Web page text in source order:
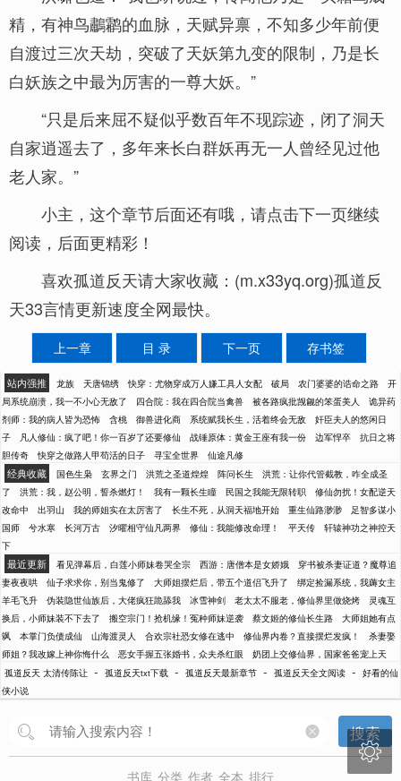
精，有神鸟鷫鹴的血脉，天赋异禀，不知多少年前便
自渡过三次天劫，突破了天妖第九变的限制，乃是长
白妖族之中最为厉害的一尊大妖。”
“只是后来屈不疑似乎数百年不现踪迹，闭了洞天
自家逍遥去了，多年来长白群妖再无一人曾经见过他
老人家。”
小主，这个章节后面还有哦，请点击下一页继续
阅读，后面更精彩！
喜欢孤道反天请大家收藏：(m.x33yq.org)孤道反
天33言情更新速度全网最快。
上一章 目 录 下一页 存书签
站内强推 龙族 天唐锦绣 快穿：尤物穿成万人嫌工具人女配 破局 农门婆婆的诰命之路
开
局系统崩溃，我一不小心无敌了
四合院：我在四合院当禽兽 被各路疯批觊觎的笨蛋美人
诡异药
剂师：我的病人皆为恐怖
含桃 御兽进化商 系统赋我长生，活着终会无敌
奸臣夫人的悠闲日
子
凡人修仙：疯了吧！你一百岁了还要修仙 战锤原体：黄金王座有我一份 边军悍卒
抗日之将
胆传奇
快穿之做路人甲苟活的日子 寻宝全世界 仙途凡修
经典收藏 国色生枭 玄界之门 洪荒之圣道煌煌 阵问长生
洪荒：让你代管截教，咋全成圣
了
洪荒：我，赵公明，誓杀燃灯！ 我有一颗长生瞳 民国之我能无限转职
修仙勿扰！女配逆天
改命中
出羽山 我的师姐实在太厉害了 长生不死，从洞天福地开始 重生仙路渺渺
足智多谋小
国师
兮水寒 长河万古 汐曜相守仙凡两界 修仙：我能修改命理！ 平天传
轩辕神功之神控天
下
最近更新 看见弹幕后，白莲小师妹卷哭全宗 西游：唐僧本是女娇娥
穿书被杀妻证道？魔尊追
妻夜夜哄
仙子求求你，别当鬼修了 大师姐摆烂后，带五个道侣飞升了
绑定捡漏系统，我薅女主
羊毛飞升
伪装隐世仙族后，大佬疯狂跪舔我 冰雪神剑 老太太不服老，修仙界里做烧烤
灵魂互
换后，小师妹装不下去了
搬空宗门！抢机缘！冤种师妹逆袭 蔡文姬的修仙长生路
大师姐她有点
飒
本掌门负债成仙 山海渡灵人 合欢宗社恐女修在逃中 修仙界内卷？直接摆烂发疯！
杀妻娶
师姐？我改嫁上神你悔什么
恶女手握五张婚书，众夫杀红眼
奶团上交修仙界，国家爸爸宠上天
孤道反天 太清传陈让 - 孤道反天txt下载 - 孤道反天最新章节 - 孤道反天全文阅读 - 好看的仙
侠小说
搜索
书库 分类 作者 全本 排行
